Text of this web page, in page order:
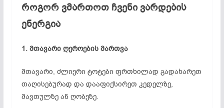
როგორ ვმართოთ ჩვენი ვარდების
ენერგია
1. მთავარი ღეროების მართვა
მთავარი, ძლიერი ტოტები ფრთხილად გადახარეთ
თაღისებურად და დააფიქსირეთ კედელზე,
მავთულზე ან ღობეზე.